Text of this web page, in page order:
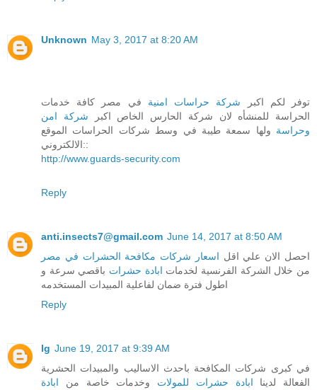
Unknown May 3, 2017 at 8:20 AM
توفر لكم اكبر شركة حراسات امنية في مصر كافة خدمات
الحراسة للمنشأه لان شركة الحارس الخاص اكبر شركة امن
وحراسة ولها سمعة طيبة في وسط شركات الحراسات الموقع
الالكتروني::
http://www.guards-security.com
Reply
anti.insects7@gmail.com June 14, 2017 at 8:50 AM
احصل الان علي اقل اسعار شركات مكافحة الحشرات في مصر
من خلال الشركة الفرنسية لخدمات ابادة حشرات باقصي سرعة و
اطول فترة ضمان لفاعلية المبيدات المستخدمه
Reply
lg June 19, 2017 at 9:39 AM
في كبرى شركات المكافحة باحدث الاساليب والمبيدات الحشرية
الفعالة لدينا ابادة حشرات للمولات وخدمات خاصة من ابادة